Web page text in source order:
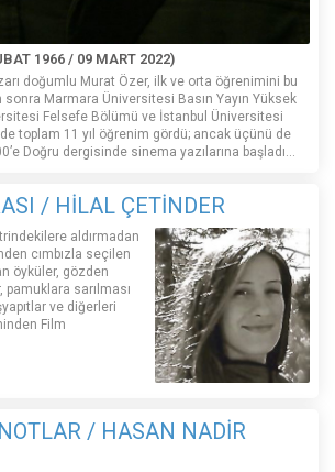
1966 / 09 MART 2022)
doğumlu Murat Özer, ilk ve orta öğrenimini bu
Marmara Üniversitesi Basın Yayın Yüksek
Felsefe Bölümü ve İstanbul Üniversitesi
toplam 11 yıl öğrenim gördü; ancak üçünü de
Doğru dergisinde sinema yazılarına başladı...
/ HİLAL ÇETİNDER
aldırmadan
cımbızla seçilen
öyküler, gözden
pamuklara sarılması
ve diğerleri
Film
/ HASAN NADİR